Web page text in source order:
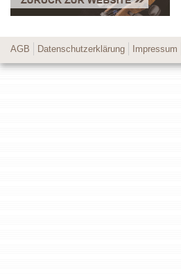
AGB Datenschutzerklärung Impressum